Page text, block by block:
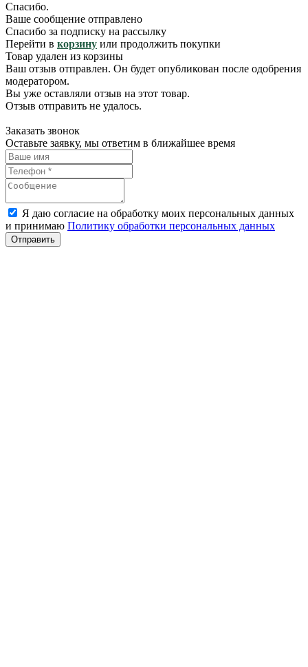
Спасибо.
Ваше сообщение отправлено
Спасибо за подписку на рассылку
Перейти в корзину или продолжить покупки
Товар удален из корзины
Ваш отзыв отправлен. Он будет опубликован после одобрения
модератором.
Вы уже оставляли отзыв на этот товар.
Отзыв отправить не удалось.
Заказать звонок
Оставьте заявку, мы ответим в ближайшее время
Я даю согласие на обработку моих персональных данных
и принимаю Политику обработки персональных данных
Отправить